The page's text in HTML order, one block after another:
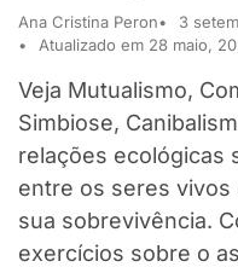
Ana Cristina Peron
3
Atualizado em 28 maio,
Veja Mutualismo,
Simbiose,
relações ecológicas
entre os seres vivos
sua sobrevivência.
exercícios sobre o